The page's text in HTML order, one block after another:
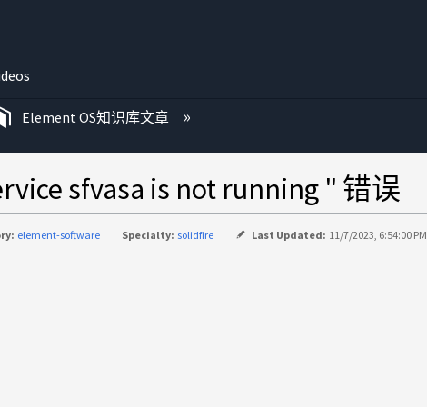
Element OS知识库文章
sfvasa is not running " 错误
element-software Specialty: solidfire Last Updated: 11/7/2023, 6:54:00 PM